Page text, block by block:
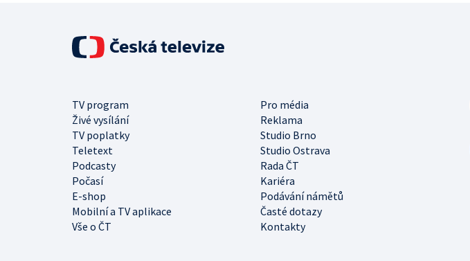
TV program
Pro média
Živé vysílání
Reklama
TV poplatky
Studio Brno
Teletext
Studio Ostrava
Podcasty
Rada ČT
Počasí
Kariéra
E-shop
Podávání námětů
Mobilní a TV aplikace
Časté dotazy
Vše o ČT
Kontakty